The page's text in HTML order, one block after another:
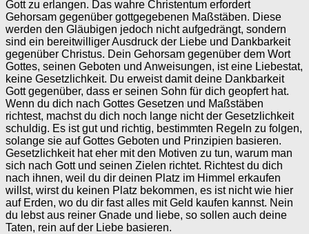
Gott zu erlangen. Das wahre Christentum erfordert
Gehorsam gegenüber gottgegebenen Maßstäben. Diese
werden den Gläubigen jedoch nicht aufgedrängt, sondern
sind ein bereitwilliger Ausdruck der Liebe und Dankbarkeit
gegenüber Christus. Dein Gehorsam gegenüber dem Wort
Gottes, seinen Geboten und Anweisungen, ist eine Liebestat,
keine Gesetzlichkeit. Du erweist damit deine Dankbarkeit
Gott gegenüber, dass er seinen Sohn für dich geopfert hat.
Wenn du dich nach Gottes Gesetzen und Maßstäben
richtest, machst du dich noch lange nicht der Gesetzlichkeit
schuldig. Es ist gut und richtig, bestimmten Regeln zu folgen,
solange sie auf Gottes Geboten und Prinzipien basieren.
Gesetzlichkeit hat eher mit den Motiven zu tun, warum man
sich nach Gott und seinen Zielen richtet. Richtest du dich
nach ihnen, weil du dir deinen Platz im Himmel erkaufen
willst, wirst du keinen Platz bekommen, es ist nicht wie hier
auf Erden, wo du dir fast alles mit Geld kaufen kannst. Nein
du lebst aus reiner Gnade und liebe, so sollen auch deine
Taten, rein auf der Liebe basieren.